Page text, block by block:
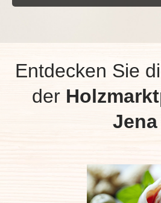
Entdecken Sie
der
Jena